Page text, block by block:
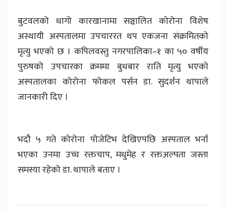
बुटवलको धागो कारखानामा सञ्चालित कोरोना विशेष
अस्थायी अस्पतालमा उपचाररत थप एकजना संक्रमितको
मृत्यु भएको छ । कपिलवस्तु नगरपालिका–१ का ५० वर्षीय
पुरुषको उपचारका क्रममा बुधबार राति मृत्यु भएको
अस्पतालका कोरोना फोकल पर्सन डा. सुदर्शन थापाले
जानकारी दिए ।
भदौ ५ गते कोरोना पोजेटिभ देखिएपछि अस्पताल भर्ना
भएका उनमा उच्च रक्तचाप, मधुमेह र रक्तअल्पता जस्ता
समस्या रहेको डा. थापाले बताए ।